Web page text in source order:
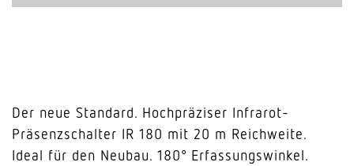
Der neue Standard. Hochpräziser Infrarot-
Präsenzschalter IR 180 mit 20 m Reichweite.
Ideal für den Neubau. 180° Erfassungswinkel.